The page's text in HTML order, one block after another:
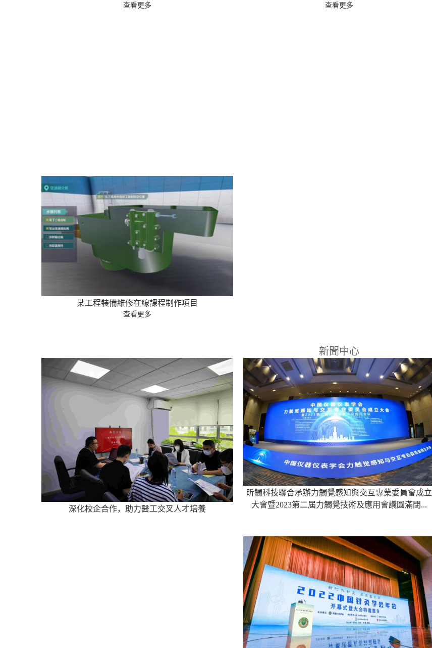
查看更多 查看更多
某工程裝備維修在線課程制作項目
查看更多
新聞中心
深化校企合作，助力醫工交叉人才培養
昕觸科技聯合承辦力觸覺感知與交互專業委員會成立
大會暨2023第二屆力觸覺技術及應用會議圓滿閉...